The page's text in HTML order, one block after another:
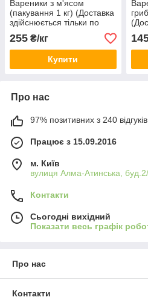
Вареники з м'ясом
(пакування 1 кг) (Доставка
здійснюється тільки по
м.Києву)
255 ₴/кг
Купити
Про нас
97% позитивних з 240 відгуків
Працює з 15.09.2016
м. Київ
вулиця Алма-Атинська,
Контакти
Сьогодні вихідний
Показати весь графік
Про нас
Контакти